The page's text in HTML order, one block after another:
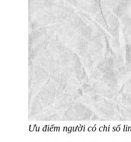
Ưu điểm người có chỉ số